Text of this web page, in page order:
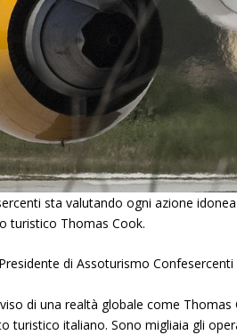
sta valutando ogni azione
turistico Thomas Cook.
di Assoturismo Confesercenti
di una realtà globale come
turistico italiano. Sono migliaia gli